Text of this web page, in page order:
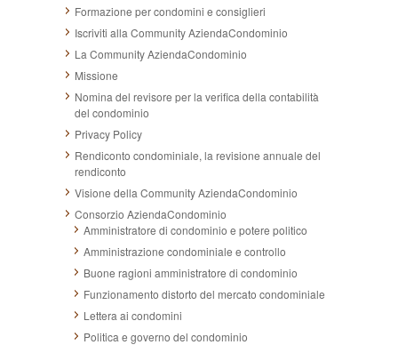
Formazione per condomini e consiglieri
Iscriviti alla Community AziendaCondominio
La Community AziendaCondominio
Missione
Nomina del revisore per la verifica della contabilità
del condominio
Privacy Policy
Rendiconto condominiale, la revisione annuale del
rendiconto
Visione della Community AziendaCondominio
Consorzio AziendaCondominio
Amministratore di condominio e potere politico
Amministrazione condominiale e controllo
Buone ragioni amministratore di condominio
Funzionamento distorto del mercato condominiale
Lettera ai condomini
Politica e governo del condominio